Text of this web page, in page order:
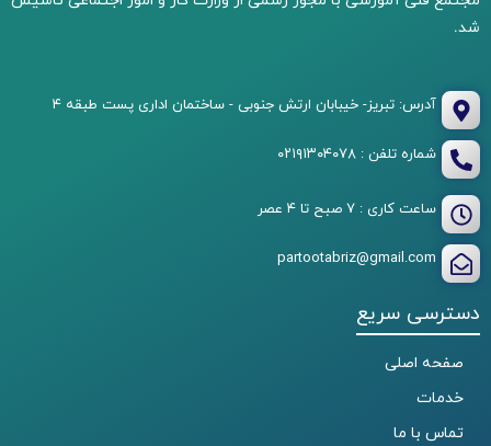
شد.
آدرس: تبریز- خیبابان ارتش جنوبی - ساختمان اداری پست طبقه ۴
شماره تلفن : ۰۲۱۹۱۳۰۴۰۷۸
ساعت کاری : ۷ صبح تا ۴ عصر
partootabriz@gmail.com
دسترسی سریع
صفحه اصلی
خدمات
تماس با ما